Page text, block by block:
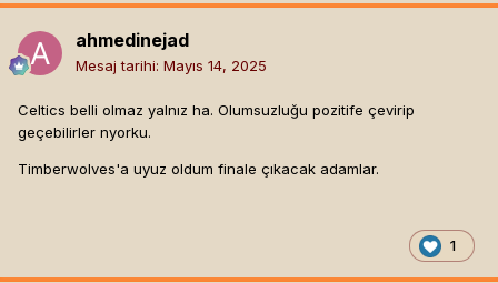
ahmedinejad
Mesaj tarihi: Mayıs 14, 2025
Celtics belli olmaz yalnız ha. Olumsuzluğu pozitife çevirip
geçebilirler nyorku.
Timberwolves'a uyuz oldum finale çıkacak adamlar.
1